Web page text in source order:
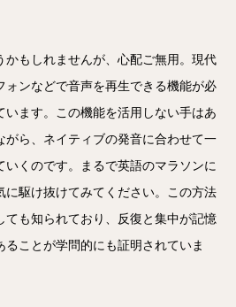
かもしれませんが、心配ご無用。現代
ォンなどで音声を再生できる機能が必
います。この機能を活用しない手はあ
がら、ネイティブの発音に合わせて一
いくのです。まるで英語のマラソンに
に駆け抜けてみてください。この方法
ても知られており、反復と集中が記憶
ことが学問的にも証明されていま